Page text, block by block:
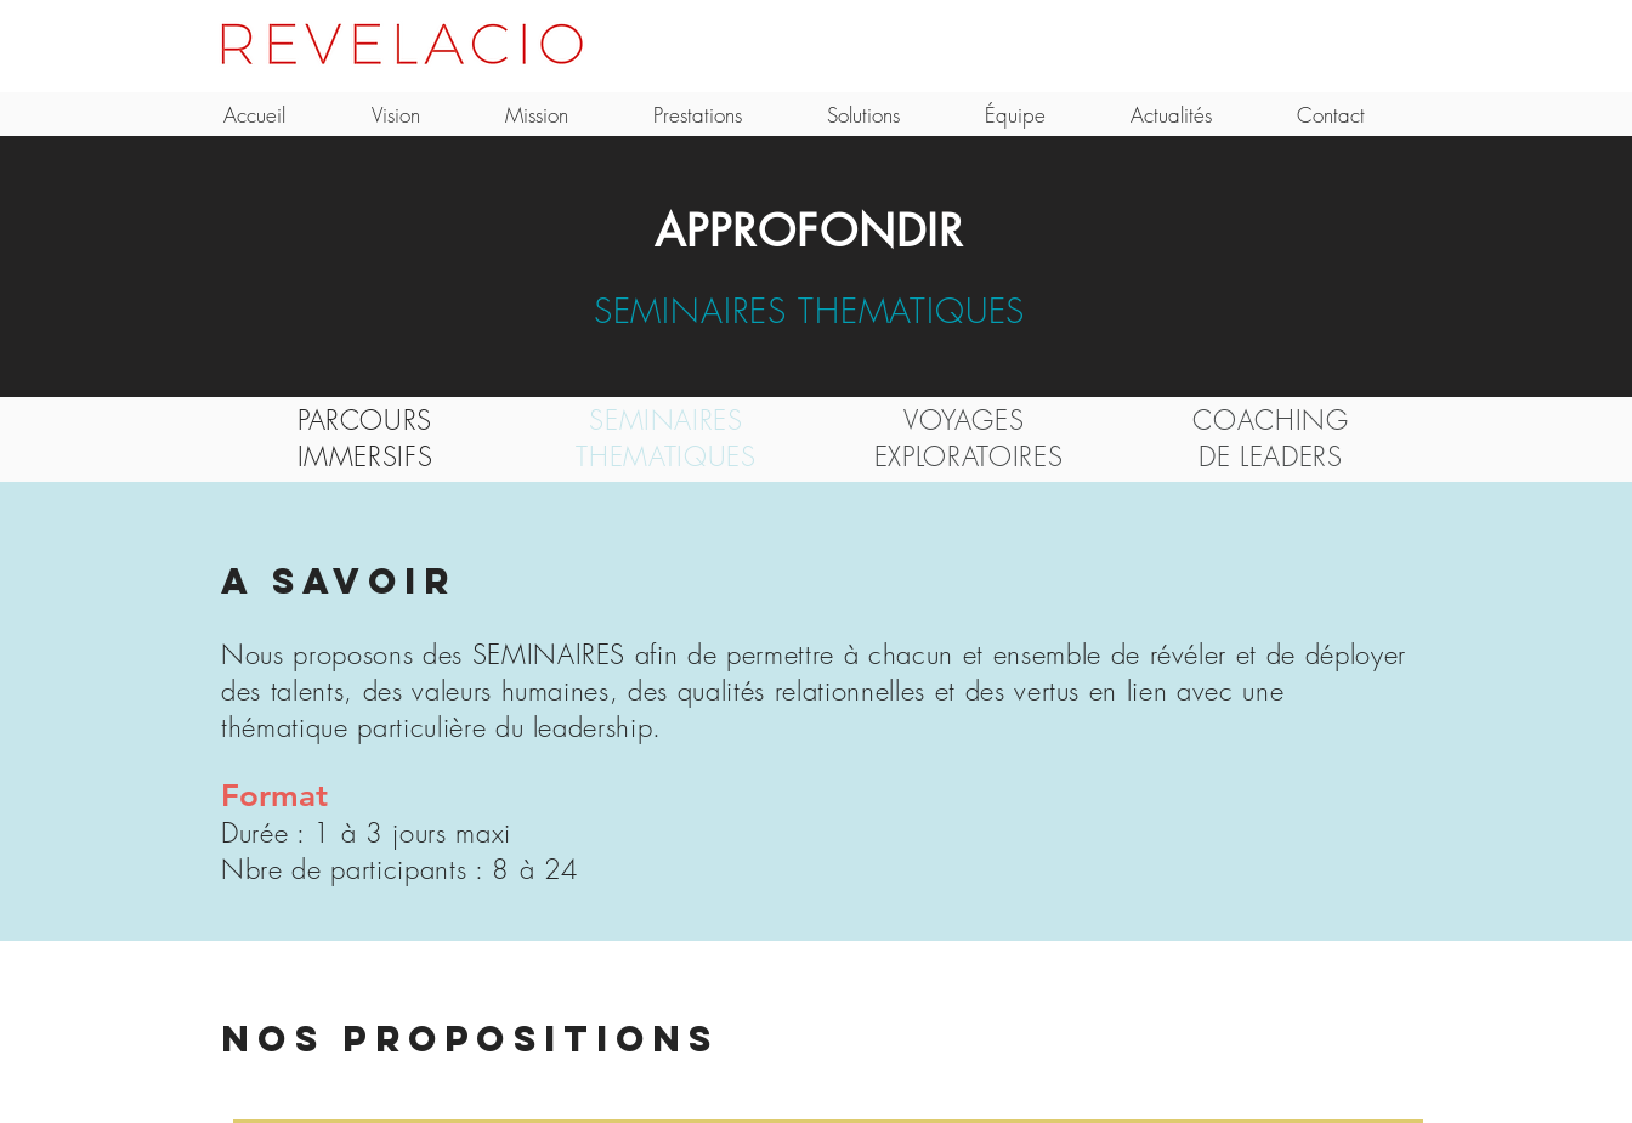
Accueil Vision Mission Prestations Solutions Équipe Actualités Contact
APPROFONDIR
SEMINAIRES THEMATIQUES
PARCOURS
IMMERSIFS
SEMINAIRES
THEMATIQUES
VOYAGES
EXPLORATOIRES
COACHING
DE LEADERS
A SAVOIR
Nous proposons des SEMINAIRES afin de permettre à chacun et ensemble de révéler et de déployer
des talents, des valeurs humaines, des qualités relationnelles et des vertus en lien avec une
thématique particulière du leadership.
Format
Durée : 1 à 3 jours maxi
Nbre de participants : 8 à 24
NOS PROPOSITIONS